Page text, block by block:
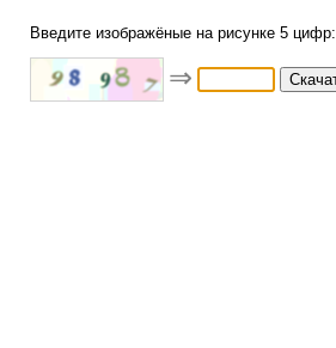
Введите изображёные на рисунке 5 цифр:
⇒